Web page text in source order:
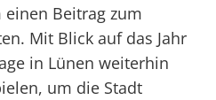
Beitrag zum
Mit Blick auf das Jahr
in Lünen weiterhin
um die Stadt